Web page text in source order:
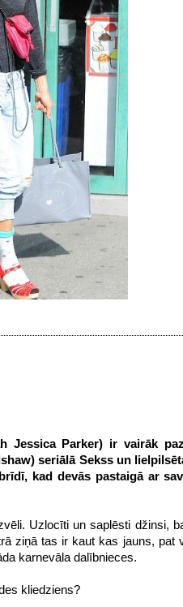
Jessica Parker) ir vairāk
seriālā Sekss un
kad devās pastaigā ar
Uzlocīti un saplēsti džinsi,
ziņā tas ir kaut kas jauns, pat
karnevāla dalībnieces.
kliedziens?